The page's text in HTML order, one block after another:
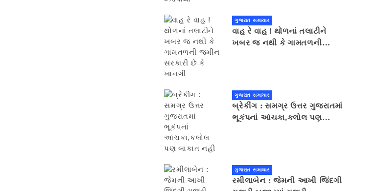
ગુજરાત સમાચાર
વાહ રે વાહ ! થોળનાં તલાટીને
ખબર જ નથી કે ગામતળની
ગુજરાત સમાચાર
બ્રેકીંગ : સમગ્ર ઉત્તર ગુજરાતમાં
ભૂકંપનાં આંચકા,કલોલ પણ
ગુજરાત સમાચાર
રમીલાબેન : જેમની આખી જિંદગી